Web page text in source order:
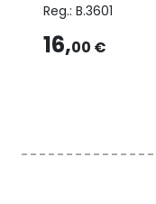
Reg.: B.3601
16,00 €